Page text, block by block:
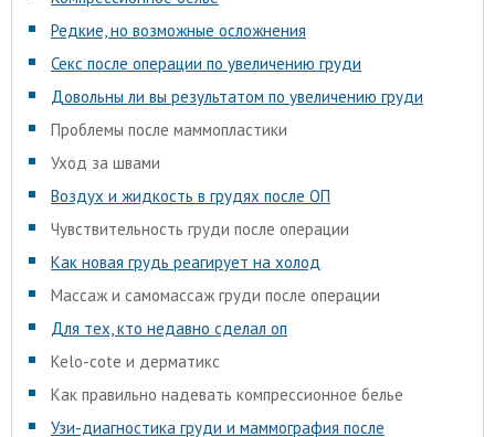
Редкие, но возможные осложнения
Секс после операции по увеличению груди
Довольны ли вы результатом по увеличению груди
Проблемы после маммопластики
Уход за швами
Воздух и жидкость в грудях после ОП
Чувствительность груди после операции
Как новая грудь реагирует на холод
Массаж и самомассаж груди после операции
Для тех, кто недавно сделал оп
Kelo-cote и дерматикс
Как правильно надевать компрессионное белье
Узи-диагностика груди и маммография после